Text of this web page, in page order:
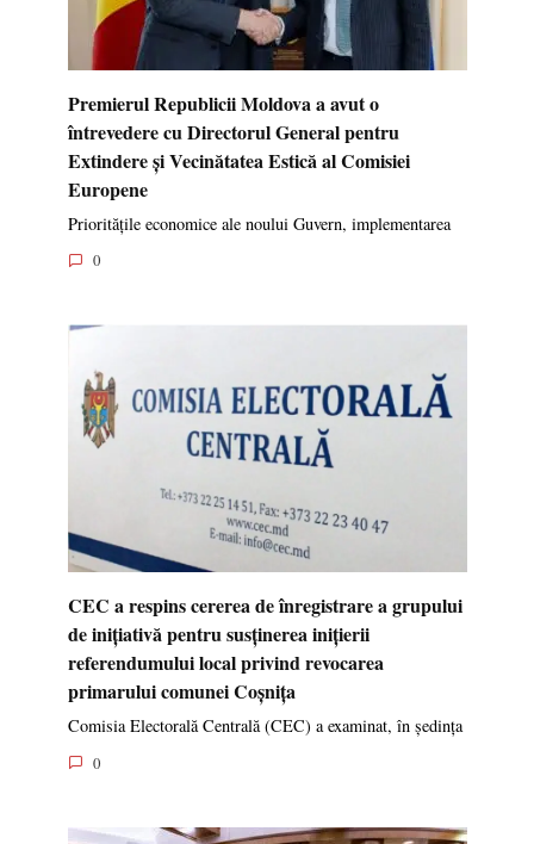
Premierul Republicii Moldova a avut o
întrevedere cu Directorul General pentru
Extindere și Vecinătatea Estică al Comisiei
Europene
Prioritățile economice ale noului Guvern, implementarea
0
CEC a respins cererea de înregistrare a grupului
de inițiativă pentru susținerea inițierii
referendumului local privind revocarea
primarului comunei Coșnița
Comisia Electorală Centrală (CEC) a examinat, în ședința
0